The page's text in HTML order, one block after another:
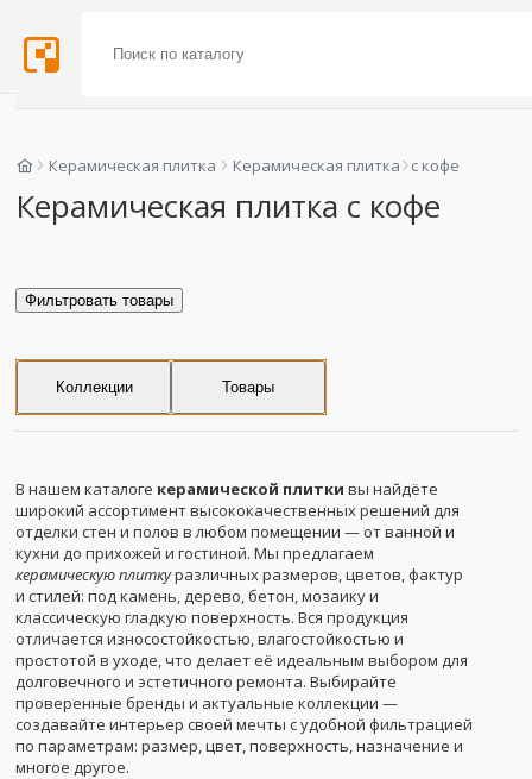
Керамическая плитка Керамическая плитка с кофе
Керамическая плитка с кофе
Фильтровать товары
Коллекции Товары
В нашем каталоге керамической плитки вы найдёте
широкий ассортимент высококачественных решений для
отделки стен и полов в любом помещении — от ванной и
кухни до прихожей и гостиной. Мы предлагаем
керамическую плиткуразличных размеров, цветов, фактур
и стилей: под камень, дерево, бетон, мозаику и
классическую гладкую поверхность. Вся продукция
отличается износостойкостью, влагостойкостью и
простотой в уходе, что делает её идеальным выбором для
долговечного и эстетичного ремонта. Выбирайте
проверенные бренды и актуальные коллекции —
создавайте интерьер своей мечты с удобной фильтрацией
по параметрам: размер, цвет, поверхность, назначение и
многое другое.